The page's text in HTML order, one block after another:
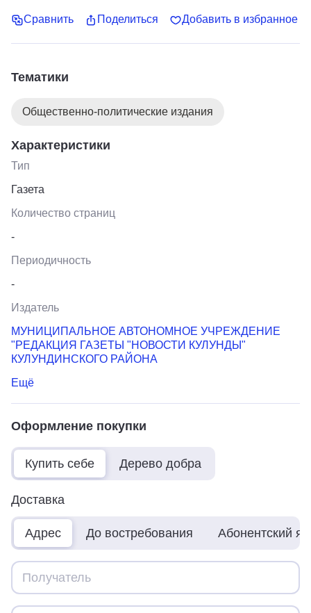
Сравнить Поделиться Добавить в избранное
Тематики
Общественно-политические издания
Характеристики
Тип
Газета
Количество страниц
-
Периодичность
-
Издатель
МУНИЦИПАЛЬНОЕ АВТОНОМНОЕ УЧРЕЖДЕНИЕ
"РЕДАКЦИЯ ГАЗЕТЫ "НОВОСТИ КУЛУНДЫ"
КУЛУНДИНСКОГО РАЙОНА
Ещё
Оформление покупки
Купить себе Дерево добра
Доставка
Адрес До востребования Абонентский